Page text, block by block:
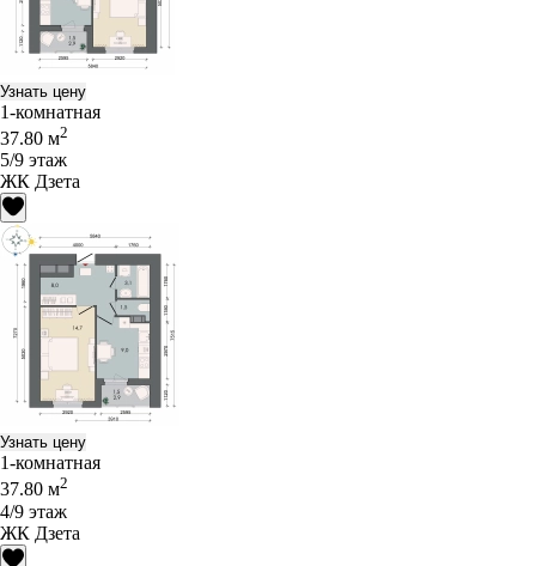
Узнать цену
1-комнатная
37.80 м2
5/9 этаж
ЖК Дзета
Узнать цену
1-комнатная
37.80 м2
4/9 этаж
ЖК Дзета